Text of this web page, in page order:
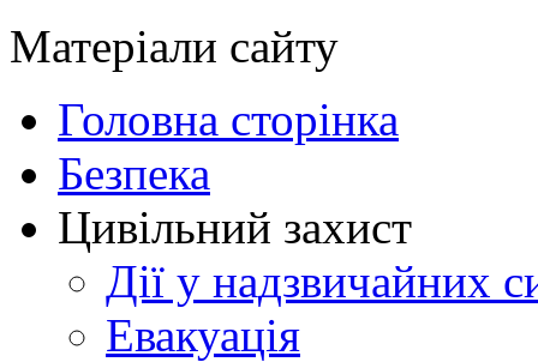
Матеріали сайту
Головна сторінка
Безпека
Цивільний захист
Дії у надзвичайних
Евакуація